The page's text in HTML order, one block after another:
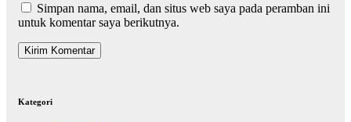
Simpan nama, email, dan situs web saya pada peramban ini
untuk komentar saya berikutnya.
Kategori